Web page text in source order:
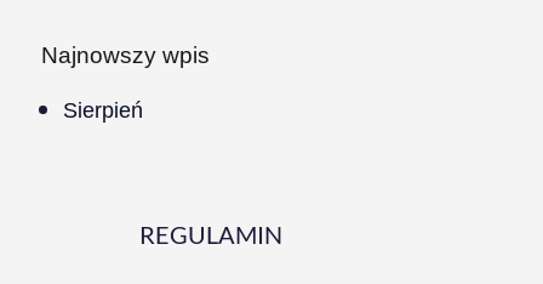
Najnowszy wpis
Sierpień
REGULAMIN